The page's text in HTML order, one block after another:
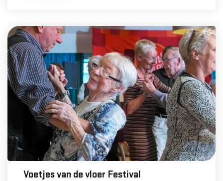
Voetjes van de vloer Festival